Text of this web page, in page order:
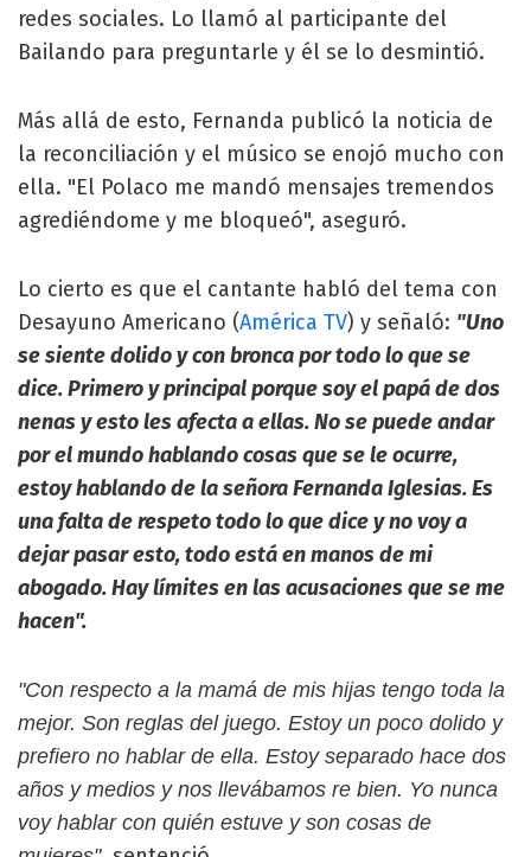
redes sociales. Lo llamó al participante del
Bailando para preguntarle y él se lo desmintió.
Más allá de esto, Fernanda publicó la noticia de
la reconciliación y el músico se enojó mucho con
ella. "El Polaco me mandó mensajes tremendos
agrediéndome y me bloqueó", aseguró.
Lo cierto es que el cantante habló del tema con
Desayuno Americano (América TV) y señaló: "Uno
se siente dolido y con bronca por todo lo que se
dice. Primero y principal porque soy el papá de dos
nenas y esto les afecta a ellas. No se puede andar
por el mundo hablando cosas que se le ocurre,
estoy hablando de la señora Fernanda Iglesias. Es
una falta de respeto todo lo que dice y no voy a
dejar pasar esto, todo está en manos de mi
abogado. Hay límites en las acusaciones que se me
hacen".
"Con respecto a la mamá de mis hijas tengo toda la
mejor. Son reglas del juego. Estoy un poco dolido y
prefiero no hablar de ella. Estoy separado hace dos
años y medios y nos llevábamos re bien. Yo nunca
voy hablar con quién estuve y son cosas de